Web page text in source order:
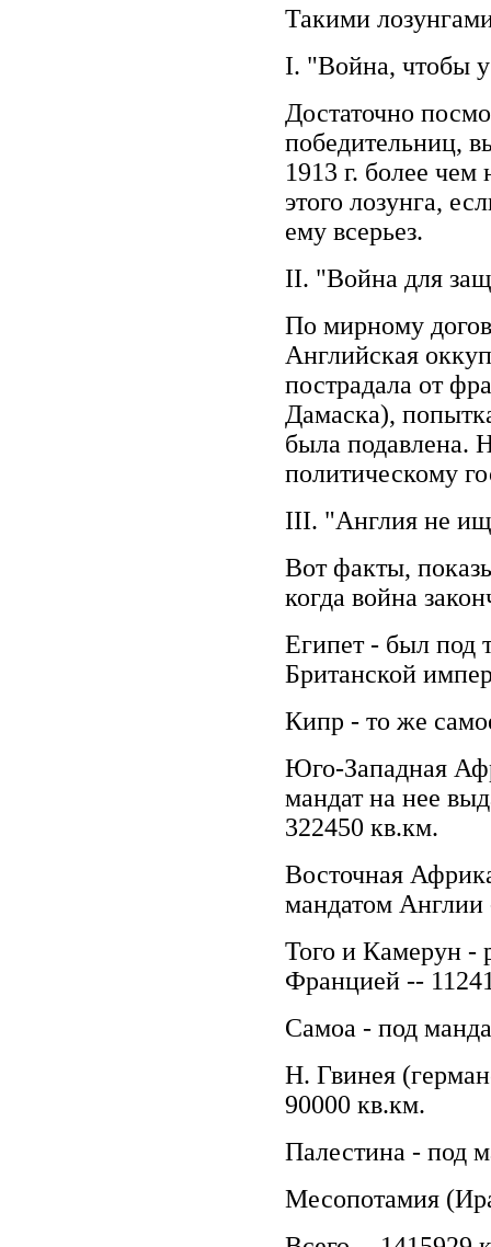
Такими
I. "Война, чтобы
Достаточно
победительниц,
1913 г. более
этого лозунга,
ему всерьез.
II. "Война для
По мирному
Английская
пострадала от
Дамаска),
была подавлена.
политическому
III. "Англия не
Вот факты,
когда война
Египет - был под
Британской
Кипр - то же
Юго-Западная
мандат на нее
322450 кв.км.
Восточная
мандатом Англии
Того и Камерун -
Францией --
Самоа - под
Н. Гвинея
90000 кв.км.
Палестина - под
Месопотамия